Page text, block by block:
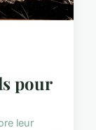
pour
leur